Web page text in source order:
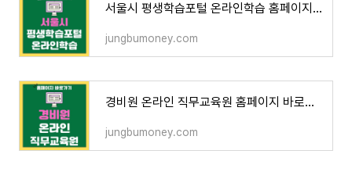
서울시 평생학습포털 온라인학습 홈페이지 바로가기 (sll.seoul.go.kr)
jungbumoney.com
경비원 온라인 직무교육원 홈페이지 바로가기 (https://www.cqedu.kr)
jungbumoney.com